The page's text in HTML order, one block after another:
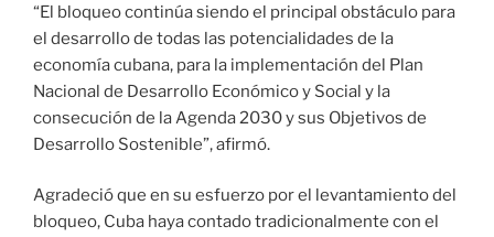
“El bloqueo continúa siendo el principal obstáculo para
el desarrollo de todas las potencialidades de la
economía cubana, para la implementación del Plan
Nacional de Desarrollo Económico y Social y la
consecución de la Agenda 2030 y sus Objetivos de
Desarrollo Sostenible”, afirmó.
Agradeció que en su esfuerzo por el levantamiento del
bloqueo, Cuba haya contado tradicionalmente con el